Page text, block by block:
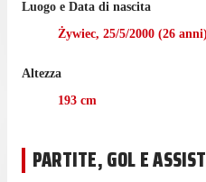
in cui ha giocato 28 minuti.
Kubica ha giocato 30 partite di
passaggi vincenti.
con cui ha collezionato 56
3 assist.
Luogo e Data di nascita
Żywiec, 25/5/2000 (26 anni)
Altezza
193 cm
PARTITE, GOL E